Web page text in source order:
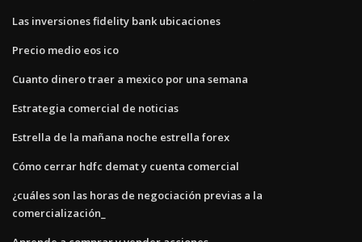
Las inversiones fidelity bank ubicaciones
Precio medio eos ico
Cuanto dinero traer a mexico por una semana
Estrategia comercial de noticias
Estrella de la mañana noche estrella forex
Cómo cerrar hdfc demat y cuenta comercial
¿cuáles son las horas de negociación previas a la
comercialización_